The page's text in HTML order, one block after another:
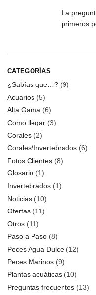
La
primeros
CATEGORÍAS
¿Sabías que…? (9)
Acuarios (5)
Alta Gama (6)
Como llegar (3)
Corales (2)
Corales/Invertebrados (6)
Fotos Clientes (8)
Glosario (1)
Invertebrados (1)
Noticias (10)
Ofertas (11)
Otros (11)
Paso a Paso (8)
Peces Agua Dulce (12)
Peces Marinos (9)
Plantas acuáticas (10)
Preguntas frecuentes (13)